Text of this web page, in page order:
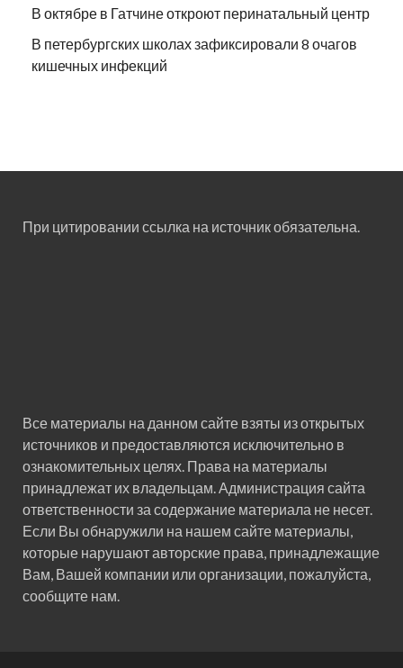
В октябре в Гатчине откроют перинатальный центр
В петербургских школах зафиксировали 8 очагов
кишечных инфекций
При цитировании ссылка на источник обязательна.
Все материалы на данном сайте взяты из открытых
источников и предоставляются исключительно в
ознакомительных целях. Права на материалы
принадлежат их владельцам. Администрация сайта
ответственности за содержание материала не несет.
Если Вы обнаружили на нашем сайте материалы,
которые нарушают авторские права, принадлежащие
Вам, Вашей компании или организации, пожалуйста,
сообщите нам.